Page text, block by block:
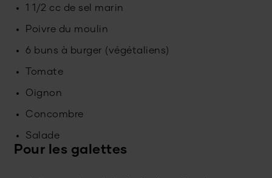
1 1/2 cc de sel marin
Poivre du moulin
6 buns à burger (végétaliens)
Tomate
Oignon
Concombre
Salade
Pour les galettes